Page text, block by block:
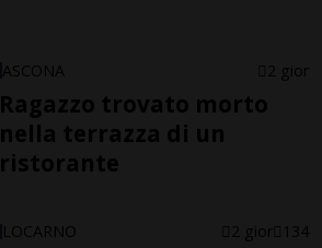
ASCONA 2 gior
Ragazzo trovato morto
nella terrazza di un
ristorante
LOCARNO 2 gior 134